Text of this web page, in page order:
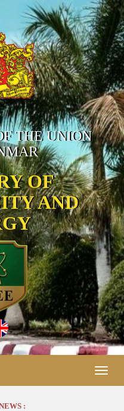
THE UNION
OF
AND
Toggle
: